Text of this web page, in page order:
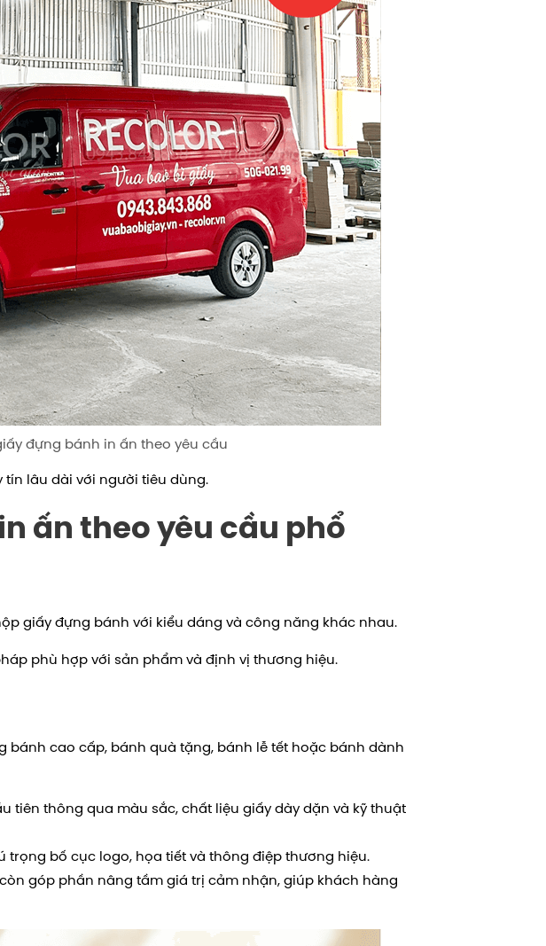
đựng bánh in ấn theo yêu cầu
lâu dài với người tiêu dùng.
ấn theo yêu cầu phổ
giấy đựng bánh với kiểu dáng và công năng khác nhau.
phù hợp với sản phẩm và định vị thương hiệu.
cao cấp, bánh quà tặng, bánh lễ tết hoặc bánh dành
tiên thông qua màu sắc, chất liệu giấy dày dặn và kỹ thuật
bố cục logo, họa tiết và thông điệp thương hiệu.
góp phần nâng tầm giá trị cảm nhận, giúp khách hàng